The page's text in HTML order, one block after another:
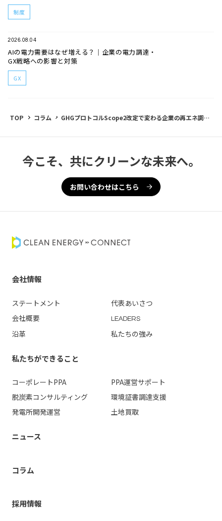
制度
2026.08.04
AIの電力需要はなぜ増える？｜企業の電力調達・
GX戦略への影響と対策
GX
TOP コラム
GHGプロトコルScope2改定で変わる企業の再エネ調達
今こそ、共にクリーンな未来へ。
お問い合わせはこちら
会社情報
ステートメント
代表あいさつ
会社概要
LEADERS
沿革 私たちの強み
私たちができること
コーポレートPPA PPA運営サポート
脱炭素コンサルティング
環境証書調達支援
発電所開発運営
土地買取
ニュース
コラム
採用情報